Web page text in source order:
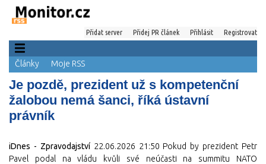
Přidat server Přidej PR článek Přihlásit Registrovat
Články Moje RSS
Je pozdě, prezident už s kompetenční
žalobou nemá šanci, říká ústavní
právník
iDnes - Zpravodajství 22.06.2026 21:50 Pokud by prezident Petr
Pavel podal na vládu kvůli své neúčasti na summitu NATO